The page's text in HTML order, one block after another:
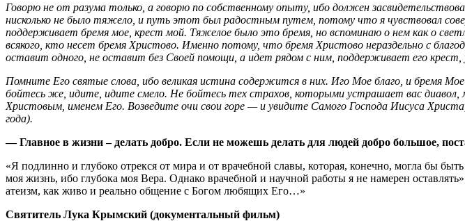
Говорю не от разума только, а говорю по собственному опыту, ибо должен
нисколько не было тяжело, и путь этот был радостным путем, потому что я чувствовал
поддерживает бремя мое, крест мой. Тяжелое было это бремя, но вспоминаю о нем как о
всякого, кто несет бремя Христово. Именно потому, что бремя Христово нераздельно с
оставит одного, не оставит без Своей помощи, а идет рядом с ним, поддерживает его
Помните Его святые слова, ибо великая истина содержится в них. Иго Мое благо, и бремя
бойтесь же, идите, идите смело. Не бойтесь тех страхов, которыми устрашает вас
Христовым, именем Его. Возведите очи свои горе — и увидите Самого Господа Иисуса
года).
— Главное в жизни – делать добро. Если не можешь делать для людей добро большое,
«Я подлинно и глубоко отрекся от мира и от врачебной славы, которая, конечно, могла бы
моя жизнь, ибо глубока моя Вера. Однако врачебной и научной работы я не намерен
атеизм, как живо и реально общение с Богом любящих Его…»
Святитель Лука Крымский (документальный фильм)